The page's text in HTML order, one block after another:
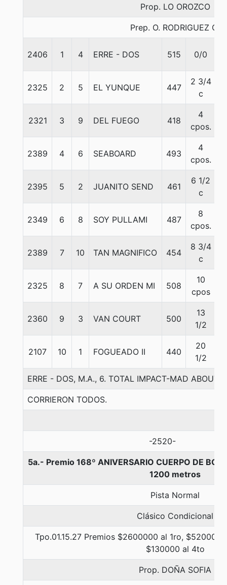
Prop. LO OROZCO
Prep. O. RODRIGUEZ C.
2406 1 4 ERRE - DOS 515 0/0
2325 2 5 EL YUNQUE 447
2 3/4
c
2321 3 9 DEL FUEGO 418
4
cpos.
2389 4 6 SEABOARD 493
4
cpos.
2395 5 2 JUANITO SEND 461
6 1/2
c
2349 6 8 SOY PULLAMI 487
8
cpos.
2389 7 10 TAN MAGNIFICO 454
8 3/4
c
2325 8 7 A SU ORDEN MI 508
10
cpos
2360 9 3 VAN COURT 500
13
1/2
2107 10 1 FOGUEADO II 440
20
1/2
ERRE - DOS, M.A., 6. TOTAL IMPACT-MAD ABOUT
CORRIERON TODOS.
-2520-
5a.- Premio 168º ANIVERSARIO CUERPO DE
1200 metros
Pista Normal
Clásico Condicional
Tpo.01.15.27 Premios $2600000 al 1ro,
$130000 al 4to
Prop. DOÑA SOFIA